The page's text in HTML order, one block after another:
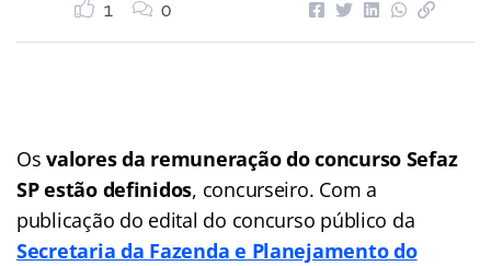
1 0
Osvalores da remuneração do concurso Sefaz
SP estão definidos, concurseiro. Com a
publicação do edital do concurso público da
Secretaria da Fazenda e Planejamento do